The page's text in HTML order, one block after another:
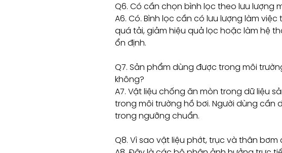
Q6. Có cần chọn bình lọc theo lưu lượng
A6. Có. Bình lọc cần có lưu lượng làm
quá tải, giảm hiệu quả lọc hoặc làm hệ
ổn định.
Q7. Sản phẩm dùng được trong môi
không?
A7. Vật liệu chống ăn mòn trong dữ liệu
trong môi trường hồ bơi. Người dùng cần
trong ngưỡng chuẩn.
Q8. Vì sao vật liệu phớt, trục và thân bơm